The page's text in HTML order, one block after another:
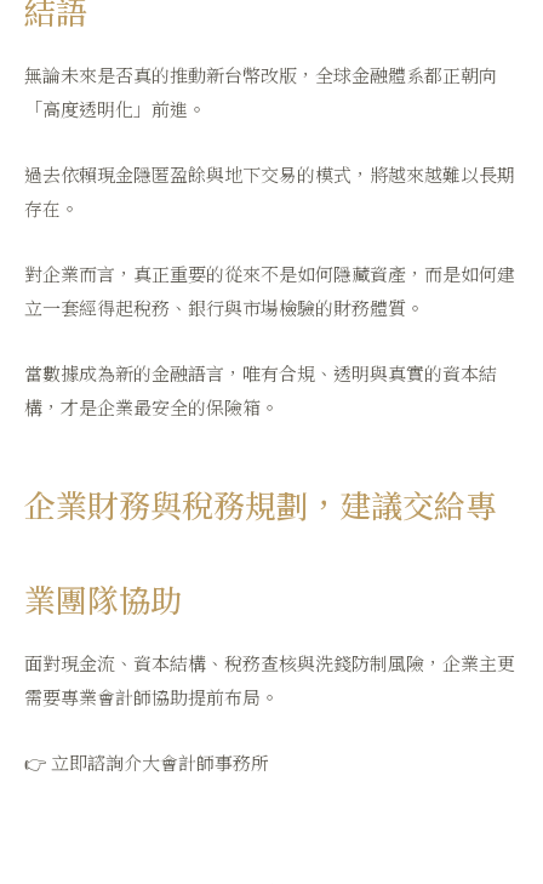
結語
無論未來是否真的推動新台幣改版，全球金融體系都正朝向
「高度透明化」前進。
過去依賴現金隱匿盈餘與地下交易的模式，將越來越難以長期
存在。
對企業而言，真正重要的從來不是如何隱藏資產，而是如何建
立一套經得起稅務、銀行與市場檢驗的財務體質。
當數據成為新的金融語言，唯有合規、透明與真實的資本結
構，才是企業最安全的保險箱。
企業財務與稅務規劃，建議交給專
業團隊協助
面對現金流、資本結構、稅務查核與洗錢防制風險，企業主更
需要專業會計師協助提前布局。
👉 立即諮詢介大會計師事務所